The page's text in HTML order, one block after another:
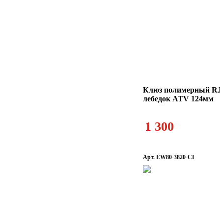
Клюз полимерный
лебедок ATV 124мм
1 300
Арт. EW80-3820-CI